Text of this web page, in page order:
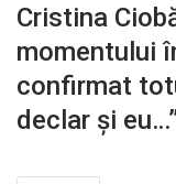
Cristina
momentului
confirmat
declar și